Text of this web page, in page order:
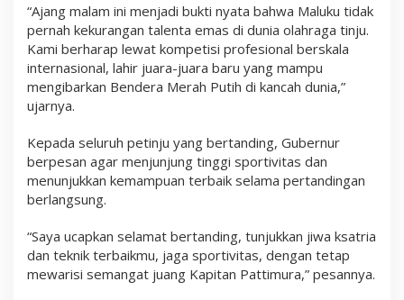
“Ajang malam ini menjadi bukti nyata bahwa Maluku tidak
pernah kekurangan talenta emas di dunia olahraga tinju.
Kami berharap lewat kompetisi profesional berskala
internasional, lahir juara-juara baru yang mampu
mengibarkan Bendera Merah Putih di kancah dunia,”
ujarnya.
Kepada seluruh petinju yang bertanding, Gubernur
berpesan agar menjunjung tinggi sportivitas dan
menunjukkan kemampuan terbaik selama pertandingan
berlangsung.
“Saya ucapkan selamat bertanding, tunjukkan jiwa ksatria
dan teknik terbaikmu, jaga sportivitas, dengan tetap
mewarisi semangat juang Kapitan Pattimura,” pesannya.